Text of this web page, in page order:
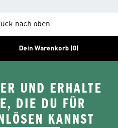
nach oben
Dein Warenkorb (0)
UND ERHALTE
DIE DU FÜR
KANNST